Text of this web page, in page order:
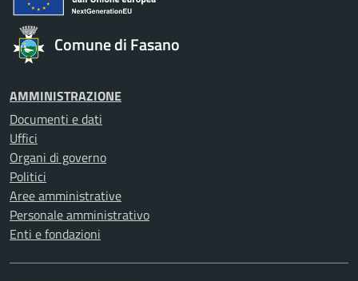
Comune di Fasano
AMMINISTRAZIONE
Documenti e dati
Uffici
Organi di governo
Politici
Aree amministrative
Personale amministrativo
Enti e fondazioni